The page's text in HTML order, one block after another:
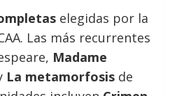
elegidas por la
Las más recurrentes
Madame
La metamorfosis de